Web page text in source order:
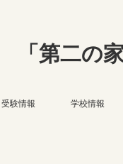
「第二の
受験情報 学校情報